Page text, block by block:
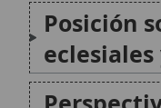
Modificado el 15 de enero de
artículo •Paq. Scorm (LMS)•
Imprimir artículo • Generar QR
La Iglesia frente al